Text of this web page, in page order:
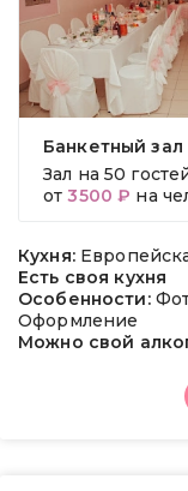
Банкетный
Зал на 50
от3500 ₽ на
Кухня:
Есть своя кухня
Особенности:
Оформление
Можно свой